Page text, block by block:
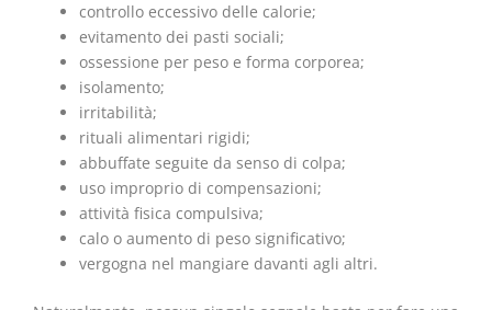
controllo eccessivo delle calorie;
evitamento dei pasti sociali;
ossessione per peso e forma corporea;
isolamento;
irritabilità;
rituali alimentari rigidi;
abbuffate seguite da senso di colpa;
uso improprio di compensazioni;
attività fisica compulsiva;
calo o aumento di peso significativo;
vergogna nel mangiare davanti agli altri.